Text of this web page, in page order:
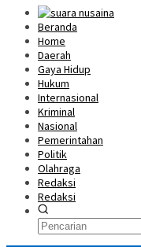
Beranda
Home
Daerah
Gaya Hidup
Hukum
Internasional
Kriminal
Nasional
Pemerintahan
Politik
Olahraga
Redaksi
Redaksi